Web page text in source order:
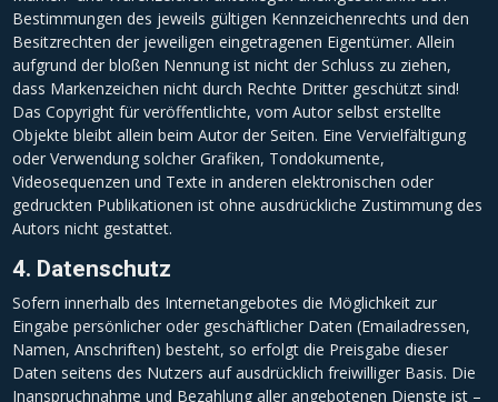
Bestimmungen des jeweils gültigen Kennzeichenrechts und den
Besitzrechten der jeweiligen eingetragenen Eigentümer. Allein
aufgrund der bloßen Nennung ist nicht der Schluss zu ziehen,
dass Markenzeichen nicht durch Rechte Dritter geschützt sind!
Das Copyright für veröffentlichte, vom Autor selbst erstellte
Objekte bleibt allein beim Autor der Seiten. Eine Vervielfältigung
oder Verwendung solcher Grafiken, Tondokumente,
Videosequenzen und Texte in anderen elektronischen oder
gedruckten Publikationen ist ohne ausdrückliche Zustimmung des
Autors nicht gestattet.
4. Datenschutz
Sofern innerhalb des Internetangebotes die Möglichkeit zur
Eingabe persönlicher oder geschäftlicher Daten (Emailadressen,
Namen, Anschriften) besteht, so erfolgt die Preisgabe dieser
Daten seitens des Nutzers auf ausdrücklich freiwilliger Basis. Die
Inanspruchnahme und Bezahlung aller angebotenen Dienste ist –